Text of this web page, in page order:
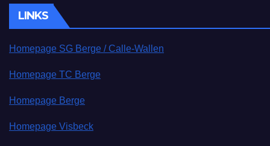
LINKS
Homepage SG Berge / Calle-Wallen
Homepage TC Berge
Homepage Berge
Homepage Visbeck